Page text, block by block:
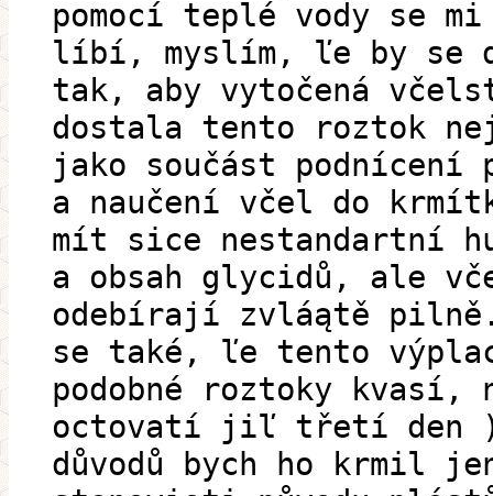
pomocí teplé vody se
líbí, myslím, ľe by se
tak, aby vytočená
dostala tento roztok
jako součást podnícení
a naučení včel do
mít sice nestandartní
a obsah glycidů, ale
odebírají zvláątě pilně.
se také, ľe tento
podobné roztoky kvasí,
octovatí jiľ třetí den
důvodů bych ho krmil